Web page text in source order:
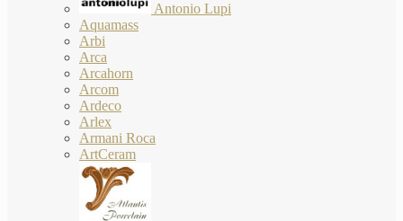
Antonio Lupi
Aquamass
Arbi
Arca
Arcahorn
Arcom
Ardeco
Arlex
Armani Roca
ArtCeram